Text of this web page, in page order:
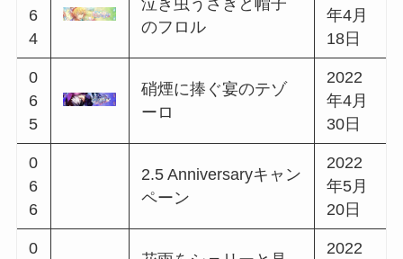
5
4
ソディ~東の国&中央
の国~
年11
月7日
0
5
5
2nd Anniversary繋い
だ絆は魔法のように
2021
年11
月19
日
0
5
6
お菓子と可笑しなお
2021
年12
月5日